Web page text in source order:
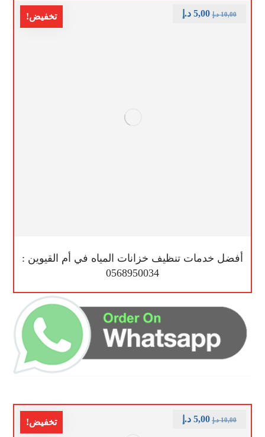
تخفيض!
أفضل خدمات تنظيف خزانات المياه في أم القيوين :
0568950034
10,00 د.إ 5,00 د.إ
تخفيض! 10,00 د.إ 5,00 د.إ